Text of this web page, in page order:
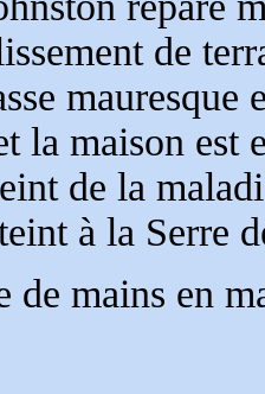
de
mauresque
la maison est
de la
à la Serre
de mains en